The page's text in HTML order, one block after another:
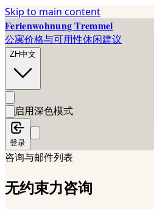
Skip to main content
Ferienwohnung Tremmel
公寓价格与可用性休闲建议
ZH中文
启用深色模式
登录
咨询与邮件列表
无约束力咨询